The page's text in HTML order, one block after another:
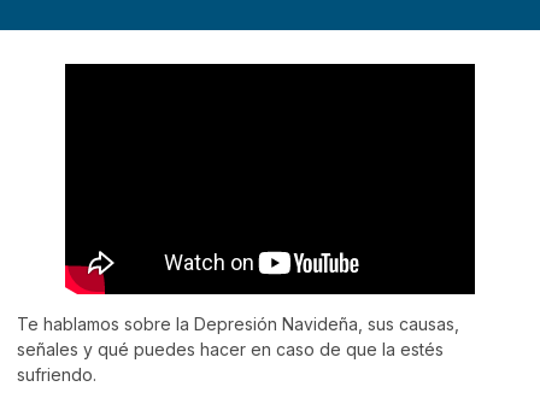
Te hablamos sobre la Depresión Navideña, sus causas,
señales y qué puedes hacer en caso de que la estés
sufriendo.